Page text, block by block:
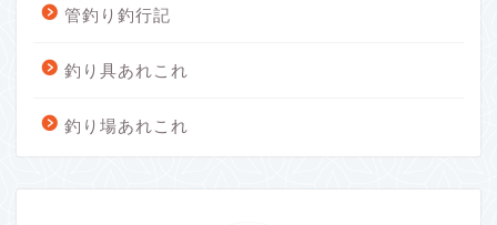
管釣り釣行記
釣り具あれこれ
釣り場あれこれ